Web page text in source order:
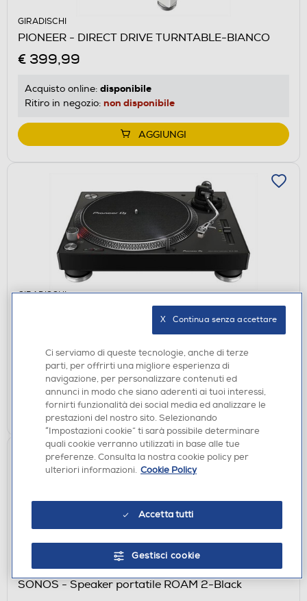
GIRADISCHI
PIONEER - DIRECT DRIVE TURNTABLE-BIANCO
€ 399,99
Acquisto online: disponibile
Ritiro in negozio: non disponibile
AGGIUNGI
GIRADISCHI
PIONEER - DIRECT DRIVE TURNTABLE-NERO
Acquisto online:disponibile
Ritiro in negozio in 30' gratuito:verifica
AGGIUNGI
CASSE ACUSTICHE
SONOS - Speaker portatile ROAM 2-Black
Ci serviamo di queste tecnologie, anche di terze
parti, per offrirti una migliore esperienza di
navigazione, per personalizzare contenuti ed
annunci in modo che siano aderenti ai tuoi interessi,
fornirti funzionalità dei social media ed analizzare le
prestazioni del nostro sito. Selezionando
“Impostazioni cookie” ti sarà possibile determinare
quali cookie verranno utilizzati in base alle tue
preferenze. Consulta la nostra cookie policy per
ulteriori informazioni. Cookie Policy
Accetta tutti
Gestisci cookie
X   Continua senza accettare